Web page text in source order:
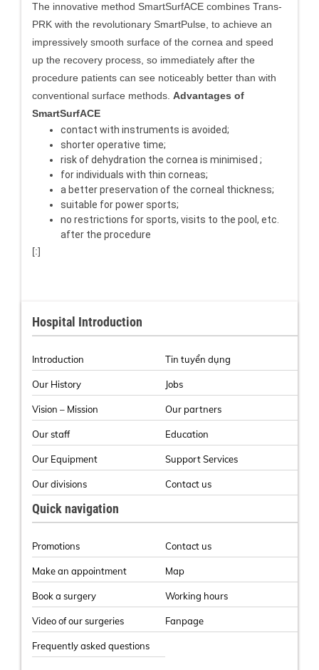
The innovative method SmartSurfACE combines Trans-
PRK with the revolutionary SmartPulse, to achieve an
impressively smooth surface of the cornea and speed
up the recovery process, so immediately after the
procedure patients can see noticeably better than with
conventional surface methods. Advantages of
SmartSurfACE
contact with instruments is avoided;
shorter operative time;
risk of dehydration the cornea is minimised ;
for individuals with thin corneas;
a better preservation of the corneal thickness;
suitable for power sports;
no restrictions for sports, visits to the pool, etc.
after the procedure
[:]
Hospital Introduction
Introduction
Our History
Vision – Mission
Our staff
Our Equipment
Our divisions
Tin tuyển dụng
Jobs
Our partners
Education
Support Services
Contact us
Quick navigation
Promotions
Make an appointment
Book a surgery
Video of our surgeries
Frequently asked questions
Contact us
Map
Working hours
Fanpage